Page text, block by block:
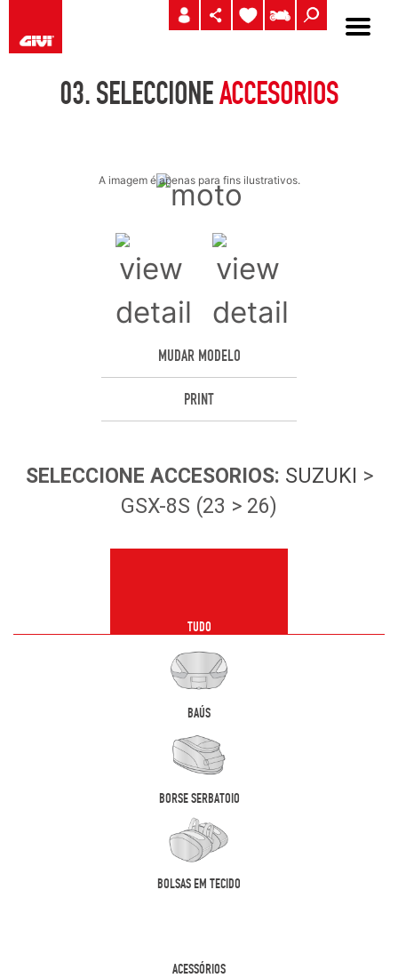
03.SELECCIONEACCESORIOS
A imagem é apenas para fins ilustrativos.
MUDAR MODELO
PRINT
SELECCIONE ACCESORIOS: SUZUKI >
GSX-8S (23 > 26)
TUDO
BAÚS
BORSE SERBATOIO
BOLSAS EM TECIDO
ACESSÓRIOS